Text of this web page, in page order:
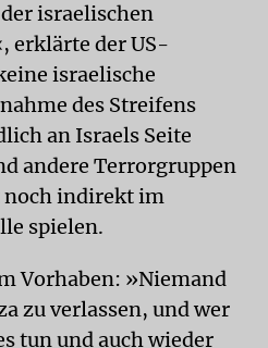
israelischen
erklärte der US-
israelische
des Streifens
an Israels Seite
andere Terrorgruppen
noch indirekt im
spielen.
Vorhaben: »Niemand
zu verlassen, und wer
tun und auch wieder